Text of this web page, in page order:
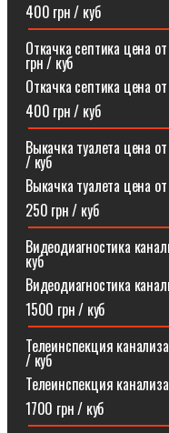
400 грн / куб
Откачка септика
грн / куб
Откачка септика цена от
400 грн / куб
Выкачка туалета
/ куб
Выкачка туалета цена от
250 грн / куб
Видеодиагностика
куб
Видеодиагностика
1500 грн / куб
Телеинспекция
/ куб
Телеинспекция
1700 грн / куб